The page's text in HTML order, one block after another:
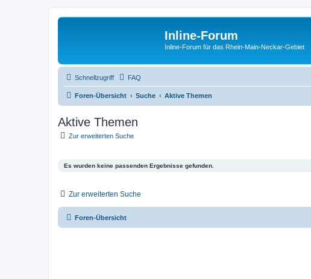
Inline-Forum
Inline-Forum für das Rhein-Main-Neckar-Gebiet
Schnellzugriff FAQ
Foren-Übersicht Suche Aktive Themen
Aktive Themen
Zur erweiterten Suche
Es wurden keine passenden Ergebnisse gefunden.
Zur erweiterten Suche
Foren-Übersicht